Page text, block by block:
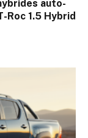
auto-
Roc 1.5 Hybrid